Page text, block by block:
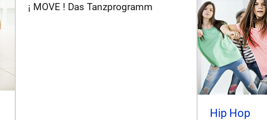
¡ MOVE ! Das Tanzprogramm
Hip Hop